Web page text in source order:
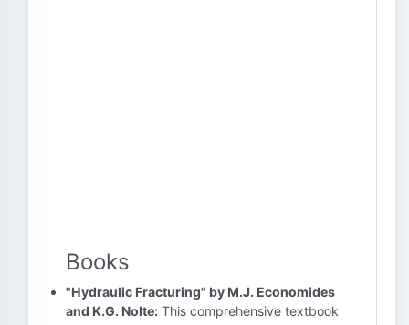
Books
"Hydraulic Fracturing" by M.J. Economides
and K.G. Nolte: This comprehensive textbook